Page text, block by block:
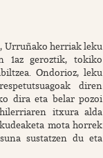
Urruñako herriak leku
1az geroztik, tokiko
Ondorioz, leku
diren
dira eta belar pozoi
itxura alda
mota horrek
sustatzen du eta